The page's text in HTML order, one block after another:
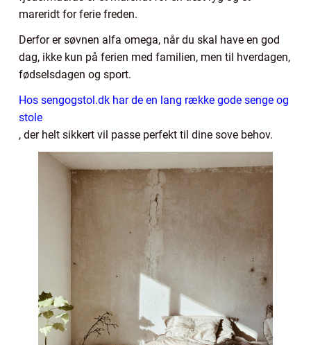
mareridt for ferie freden.
Derfor er søvnen alfa omega, når du skal have en god
dag, ikke kun på ferien med familien, men til hverdagen,
fødselsdagen og sport.
Hos sengogstol.dk har de en lang række gode senge og
stole
, der helt sikkert vil passe perfekt til dine sove behov.